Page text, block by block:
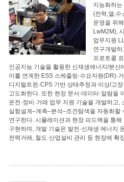
지능화하는
(전력,열,수
운영을 위
LwM2M),
업무지원
연구개발
프로토콜
인공지능 기술을 활용한 신재생에너지/분산
이를 연계한 ESS 스케줄링·수요자원(DR)·
디지털트윈·CPS 기반 상태추정과 이상/고
고도화한다. 또한 현장 문서·데이터·알람을
운전·정비·거래 업무 지원 기술을 개발하고,
실험설계–계측–분석–조건탐색을 자동화할
연구한다. 시뮬레이션과 현장 피드백을 통
구현하며, 개발 기술은 발전·신재생 에너지
전력거래, 철도·산업설비 관리 등 현장에 확